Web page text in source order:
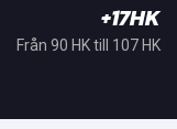
+17HK
Från 90 HK till 107 HK